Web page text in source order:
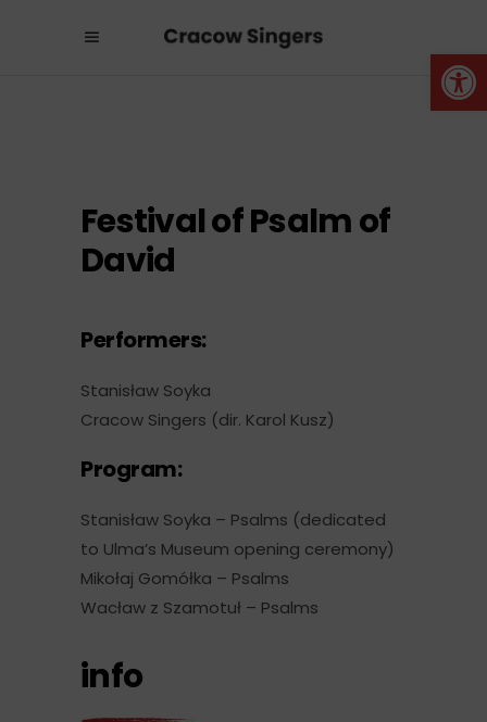
Festival of Psalm of
David
Performers:
Stanisław Soyka
Cracow Singers (dir. Karol Kusz)
Program:
Stanisław Soyka – Psalms (dedicated
to Ulma’s Museum opening ceremony)
Mikołaj Gomółka – Psalms
Wacław z Szamotuł – Psalms
info